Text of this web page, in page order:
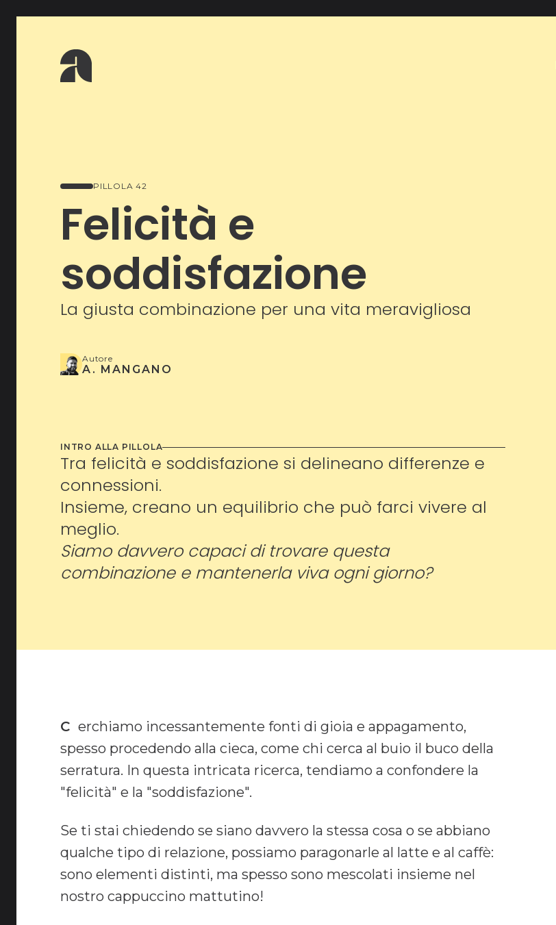
PILLOLA 42
Felicità e
soddisfazione
La giusta combinazione per una vita meravigliosa
Autore
A. MANGANO
INTRO ALLA PILLOLA
Tra felicità e soddisfazione si delineano differenze e
connessioni.
Insieme, creano un equilibrio che può farci vivere al
meglio.
Siamo davvero capaci di trovare questa
combinazione e mantenerla viva ogni giorno?
Cerchiamo incessantemente fonti di gioia e appagamento,
spesso procedendo alla cieca, come chi cerca al buio il buco della
serratura. In questa intricata ricerca, tendiamo a confondere la
"felicità" e la "soddisfazione".
Se ti stai chiedendo se siano davvero la stessa cosa o se abbiano
qualche tipo di relazione, possiamo paragonarle al latte e al caffè:
sono elementi distinti, ma spesso sono mescolati insieme nel
nostro cappuccino mattutino!